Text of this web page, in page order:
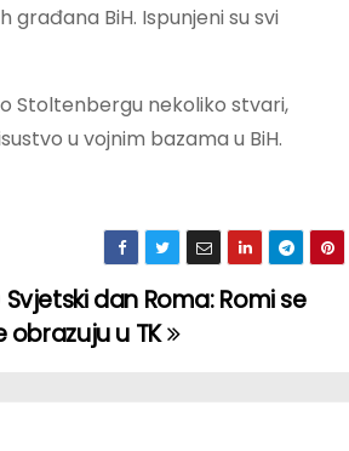
BiH. Ispunjeni su svi
Stoltenbergu nekoliko stvari,
u vojnim bazama u BiH.
Svjetski dan Roma: Romi se
obrazuju u TK